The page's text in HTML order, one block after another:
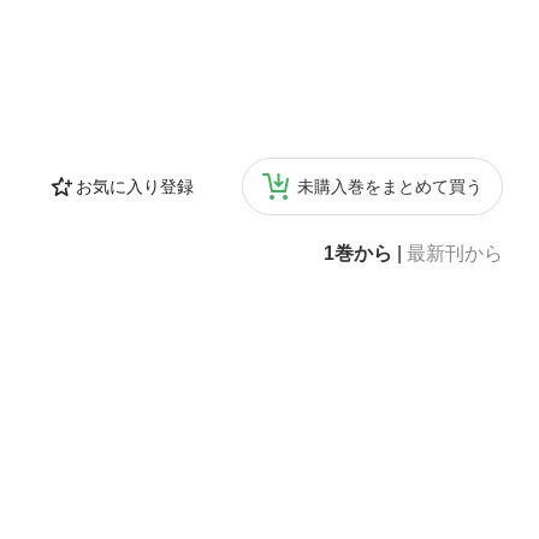
お気に入り登録 未購入巻をまとめて買う
1巻から 最新刊から